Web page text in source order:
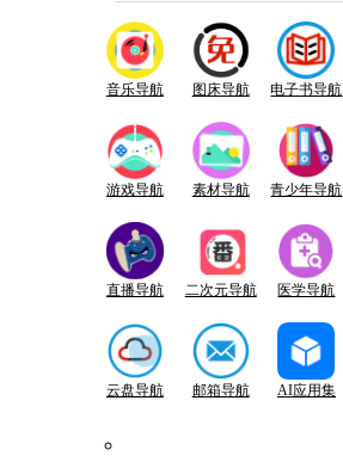
音乐导航 图床导航 电子书导航
游戏导航 素材导航 青少年导航
直播导航 二次元导航 医学导航
云盘导航 邮箱导航 AI应用集